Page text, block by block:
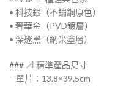
• 科技銀（不鏽鋼原色）
• 奢華金（PVD鍍層）
• 深邃黑（納米塗層）
### 📐 精準產品尺寸
– 單片：13.8×39.5cm